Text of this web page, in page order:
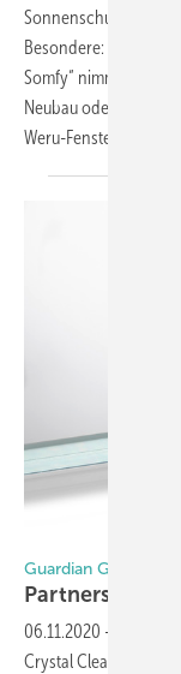
Sonnenschutz sowie
Besondere: Die
Somfy“ nimmt die
Neubau oder bei der
Weru-Fenster bereits
Guardian Glass |
Partnerschaft
06.11.2020 -
Crystal Clear vor, die